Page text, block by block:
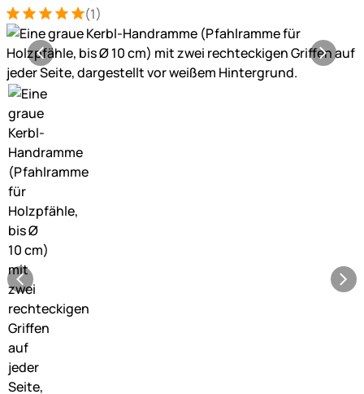
Bewertung: 5 von 5 (1 Bewertungen)
1 Bewertung (1)
Produktgalerie